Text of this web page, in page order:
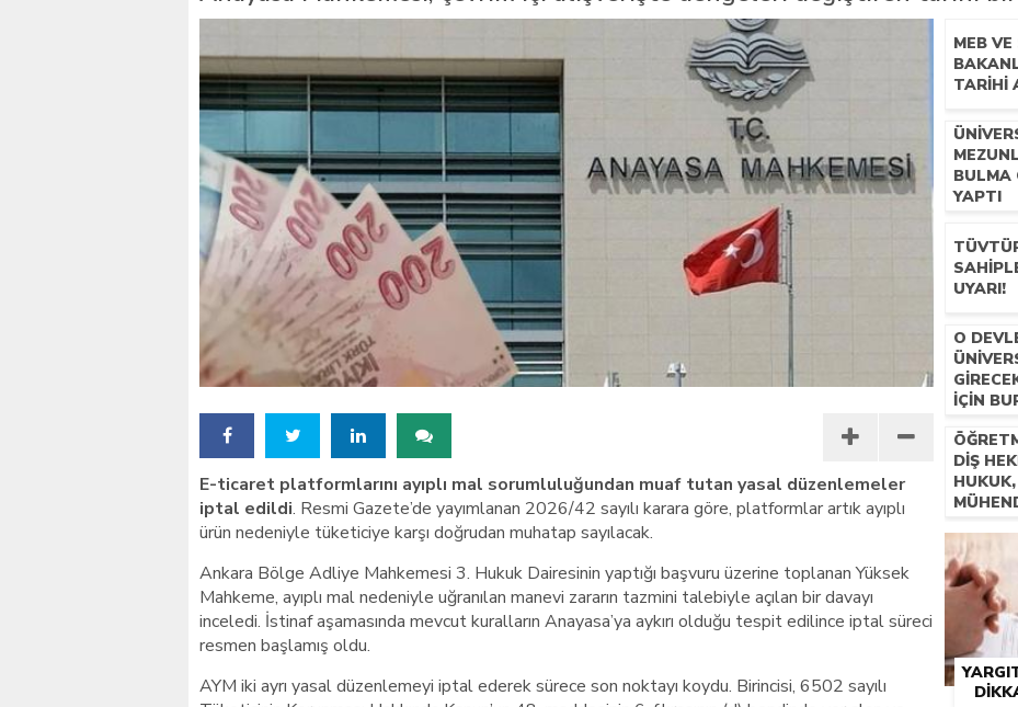
E-ticaret platformlarını ayıplı mal sorumluluğundan muaf tutan yasal düzenlemeler
iptal edildi. Resmi Gazete’de yayımlanan 2026/42 sayılı karara göre, platformlar artık ayıplı
ürün nedeniyle tüketiciye karşı doğrudan muhatap sayılacak.
Ankara Bölge Adliye Mahkemesi 3. Hukuk Dairesinin yaptığı başvuru üzerine toplanan Yüksek
Mahkeme, ayıplı mal nedeniyle uğranılan manevi zararın tazmini talebiyle açılan bir davayı
inceledi. İstinaf aşamasında mevcut kuralların Anayasa’ya aykırı olduğu tespit edilince iptal süreci
resmen başlamış oldu.
AYM iki ayrı yasal düzenlemeyi iptal ederek sürece son noktayı koydu. Birincisi, 6502 sayılı
MEB
TARIHI
BULMA
YAPTI
UYARI!
O
IÇIN
DIŞ
HUKUK,
IÇIN